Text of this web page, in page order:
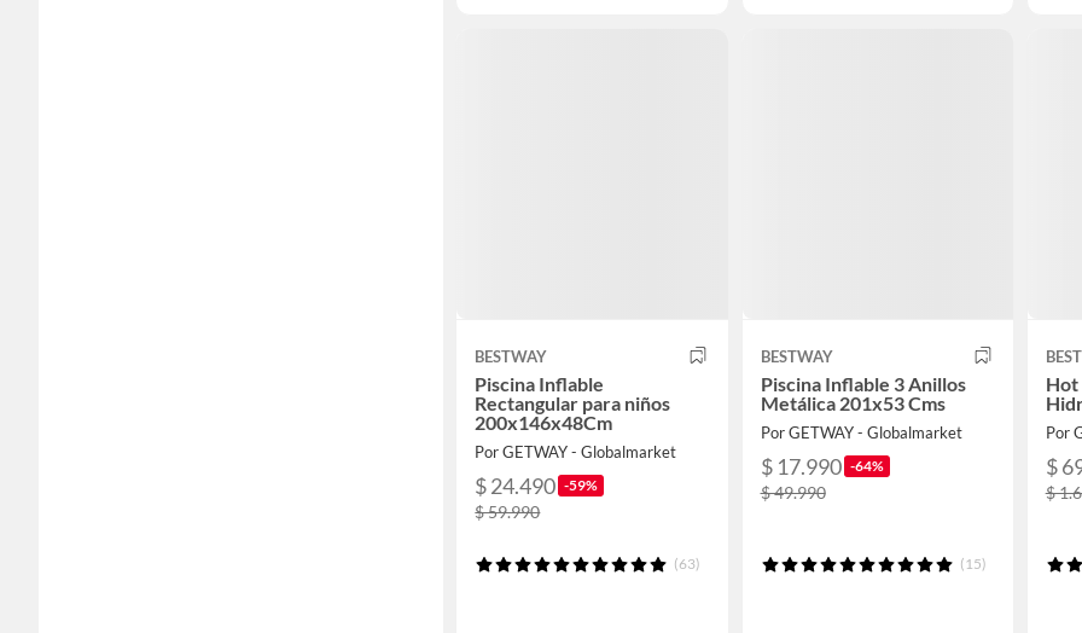
BESTWAY
Piscina Inflable
Rectangular para niños
200x146x48Cm
Por GETWAY - Globalmarket
$ 24.490 -59%
$ 59.990
(63)
BESTWAY
Piscina Inflable 3 Anillos
Metálica 201x53 Cms
Por GETWAY - Globalmarket
$ 17.990 -64%
$ 49.990
(15)
Hot
Por
$
$